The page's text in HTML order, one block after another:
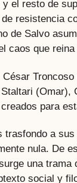
el resto de
resistencia
de Salvo
caos que
Troncoso
(Omar),
para
a
nula. De
una trama
social y